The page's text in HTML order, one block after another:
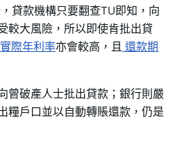
貸款機構只要翻查TU即知，向
較大風險，所以即使肯批出貸
實際年利率亦會較高，且 還款期
曾破產人士批出貸款；銀行則嚴
糧戶口並以自動轉賬還款，仍是